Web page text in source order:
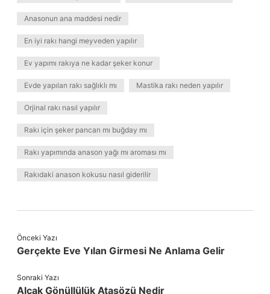
Anasonun ana maddesi nedir
En iyi rakı hangi meyveden yapılır
Ev yapımı rakıya ne kadar şeker konur
Evde yapılan rakı sağlıklı mı Mastika rakı neden yapılır
Orjinal rakı nasıl yapılır
Rakı için şeker pancarı mı buğday mı
Rakı yapımında anason yağı mı aroması mı
Rakıdaki anason kokusu nasıl giderilir
Önceki Yazı
Gerçekte Eve Yılan Girmesi Ne Anlama Gelir
Sonraki Yazı
Alçak Gönüllülük Atasözü Nedir